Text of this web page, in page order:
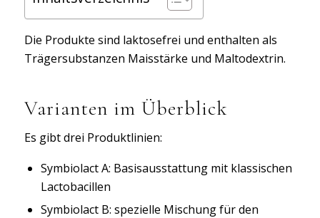
Die Produkte sind laktosefrei und enthalten als
Trägersubstanzen Maisstärke und Maltodextrin.
Varianten im Überblick
Es gibt drei Produktlinien:
Symbiolact A: Basisausstattung mit klassischen
Lactobacillen
Symbiolact B: spezielle Mischung für den